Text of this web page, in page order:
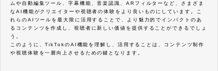
ムや自動編集ツール、字幕機能、音楽認識、ARフィルターなど、さまざま
なAI機能がクリエイターや視聴者の体験をより良いものにしています。こ
れらのAIツールを最大限に活用することで、より魅力的でインパクトのあ
るコンテンツを作成し、視聴者に新しい価値を提供することができるでしょ
う。
このように、TikTokのAI機能を理解し、活用することは、コンテンツ制作
や視聴体験を一層向上させるための鍵となります。